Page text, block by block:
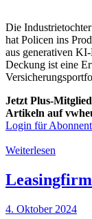
Die
hat Policen ins
aus generativen
Deckung ist eine
Jetzt Plus-
Artikeln auf
Login für
Weiterlesen
4. Oktober 2024